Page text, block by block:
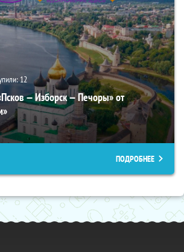
12
— Изборск — Печоры» от
ПОДРОБНЕЕ